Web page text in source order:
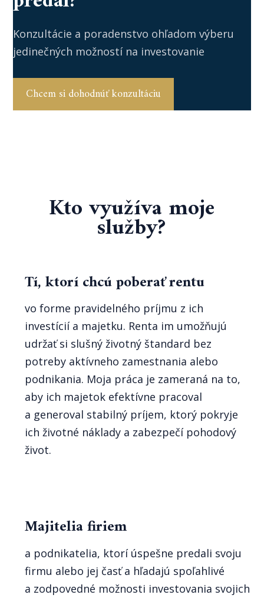
Konzultácie a poradenstvo ohľadom výberu
jedinečných možností na investovanie
Chcem si dohodnúť konzultáciu
Kto využíva moje
služby?
Tí, ktorí chcú poberať rentu
vo forme pravidelného príjmu z ich
investícií a majetku. Renta im umožňujú
udržať si slušný životný štandard bez
potreby aktívneho zamestnania alebo
podnikania. Moja práca je zameraná na to,
aby ich majetok efektívne pracoval
a generoval stabilný príjem, ktorý pokryje
ich životné náklady a zabezpečí pohodový
život.
Majitelia firiem
a podnikatelia, ktorí úspešne predali svoju
firmu alebo jej časť a hľadajú spoľahlivé
a zodpovedné možnosti investovania svojich